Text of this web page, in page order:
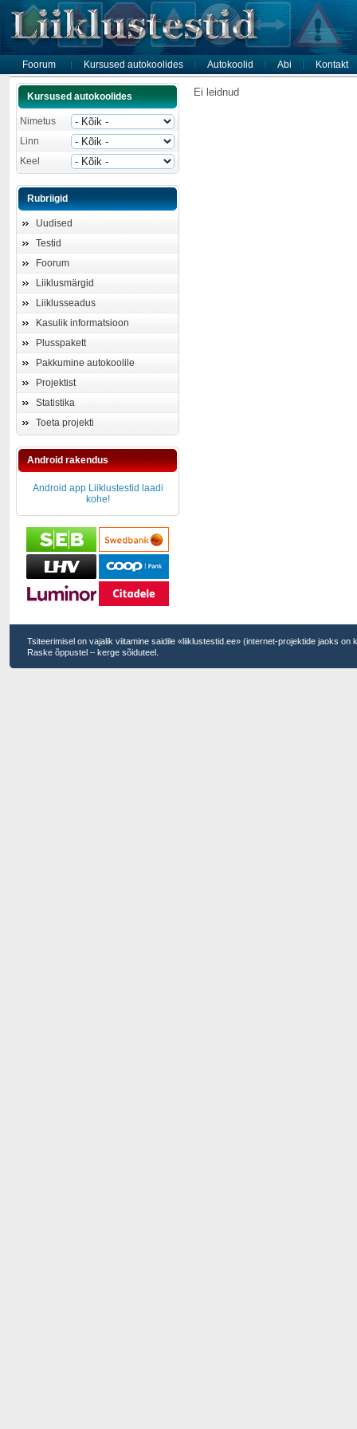
Foorum Kursused autokoolides Autokoolid Abi Kontakt
Kursused autokoolides
Nimetus
Linn
Keel
Rubriigid
Uudised
Testid
Foorum
Liiklusmärgid
Liiklusseadus
Kasulik informatsioon
Plusspakett
Pakkumine autokoolile
Projektist
Statistika
Toeta projekti
Android rakendus
Android app Liiklustestid laadi
kohe!
Ei leidnud
Tsiteerimisel on vajalik viitamine saidile «liiklustestid.ee» (internet-projektide jaoks on
Raske õppustel – kerge sõiduteel.